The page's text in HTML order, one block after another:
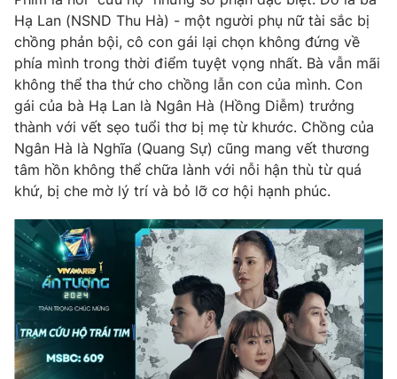
Hạ Lan (NSND Thu Hà) - một người phụ nữ tài sắc bị
chồng phản bội, cô con gái lại chọn không đứng về
phía mình trong thời điểm tuyệt vọng nhất. Bà vẫn mãi
không thể tha thứ cho chồng lẫn con của mình. Con
gái của bà Hạ Lan là Ngân Hà (Hồng Diễm) trưởng
thành với vết sẹo tuổi thơ bị mẹ từ khước. Chồng của
Ngân Hà là Nghĩa (Quang Sự) cũng mang vết thương
tâm hồn không thể chữa lành với nỗi hận thù từ quá
khứ, bị che mờ lý trí và bỏ lỡ cơ hội hạnh phúc.